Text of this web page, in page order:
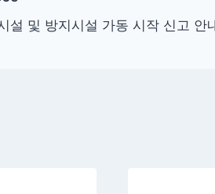
설 및 방지시설 가동 시작 신고 안